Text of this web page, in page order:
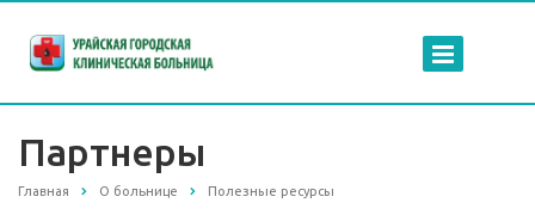
Партнеры
Главная О больнице Полезные ресурсы